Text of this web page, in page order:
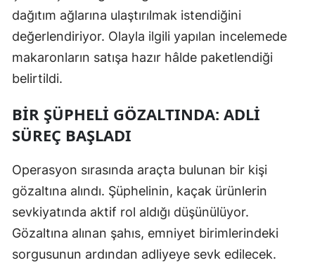
Samsun
Siirt
Sivas
Tokat
Trabzon
Tunceli
Şanlıurfa
dağıtım ağlarına ulaştırılmak istendiğini
değerlendiriyor. Olayla ilgili yapılan incelemede
makaronların satışa hazır hâlde paketlendiği
belirtildi.
BIR ŞÜPHELI GÖZALTINDA: ADLI
SÜREÇ BAŞLADI
Operasyon sırasında araçta bulunan bir kişi
gözaltına alındı. Şüphelinin, kaçak ürünlerin
sevkiyatında aktif rol aldığı düşünülüyor.
Gözaltına alınan şahıs, emniyet birimlerindeki
sorgusunun ardından adliyeye sevk edilecek.